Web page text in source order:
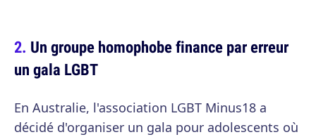
Un groupe homophobe finance par erreur
un gala LGBT
En Australie, l'association LGBT Minus18 a
décidé d'organiser un gala pour adolescents où